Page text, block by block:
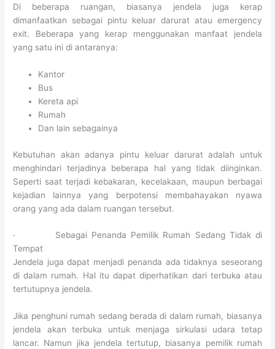
Di beberapa ruangan, biasanya jendela juga kerap
dimanfaatkan sebagai pintu keluar darurat atau emergency
exit. Beberapa yang kerap menggunakan manfaat jendela
yang satu ini di antaranya:
Kantor
Bus
Kereta api
Rumah
Dan lain sebagainya
Kebutuhan akan adanya pintu keluar darurat adalah untuk
menghindari terjadinya beberapa hal yang tidak diinginkan.
Seperti saat terjadi kebakaran, kecelakaan, maupun berbagai
kejadian lainnya yang berpotensi membahayakan nyawa
orang yang ada dalam ruangan tersebut.
· Sebagai Penanda Pemilik Rumah Sedang Tidak di
Tempat
Jendela juga dapat menjadi penanda ada tidaknya seseorang
di dalam rumah. Hal itu dapat diperhatikan dari terbuka atau
tertutupnya jendela.
Jika penghuni rumah sedang berada di dalam rumah, biasanya
jendela akan terbuka untuk menjaga sirkulasi udara tetap
lancar. Namun jika jendela tertutup, biasanya pemilik rumah